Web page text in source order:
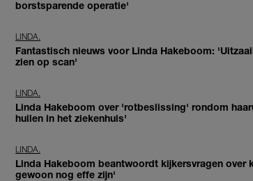
borstsparende operatie'
LINDA.
Fantastisch nieuws voor Linda Hakeboom:
zien op scan'
LINDA.
Linda Hakeboom over 'rotbeslissing' rondom
huilen in het ziekenhuis'
LINDA.
Linda Hakeboom beantwoordt kijkersvragen over
gewoon nog effe zijn'